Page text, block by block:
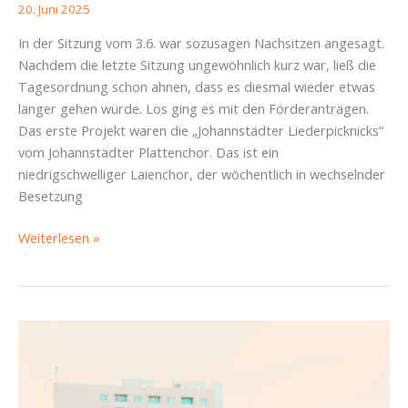
20. Juni 2025
In der Sitzung vom 3.6. war sozusagen Nachsitzen angesagt.
Nachdem die letzte Sitzung ungewöhnlich kurz war, ließ die
Tagesordnung schon ahnen, dass es diesmal wieder etwas
länger gehen würde. Los ging es mit den Förderanträgen.
Das erste Projekt waren die „Johannstädter Liederpicknicks“
vom Johannstädter Plattenchor. Das ist ein
niedrigschwelliger Laienchor, der wöchentlich in wechselnder
Besetzung
SBR-
03.
Weiterlesen »